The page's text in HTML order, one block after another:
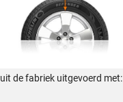
de fabriek uitgevoerd met: